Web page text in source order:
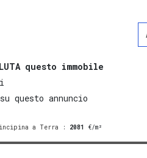
questo immobile
su questo annuncio
a Terra : 2081 €/m²